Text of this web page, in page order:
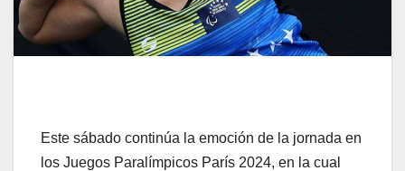
Este sábado continúa la emoción de la jornada en
los Juegos Paralímpicos París 2024, en la cual